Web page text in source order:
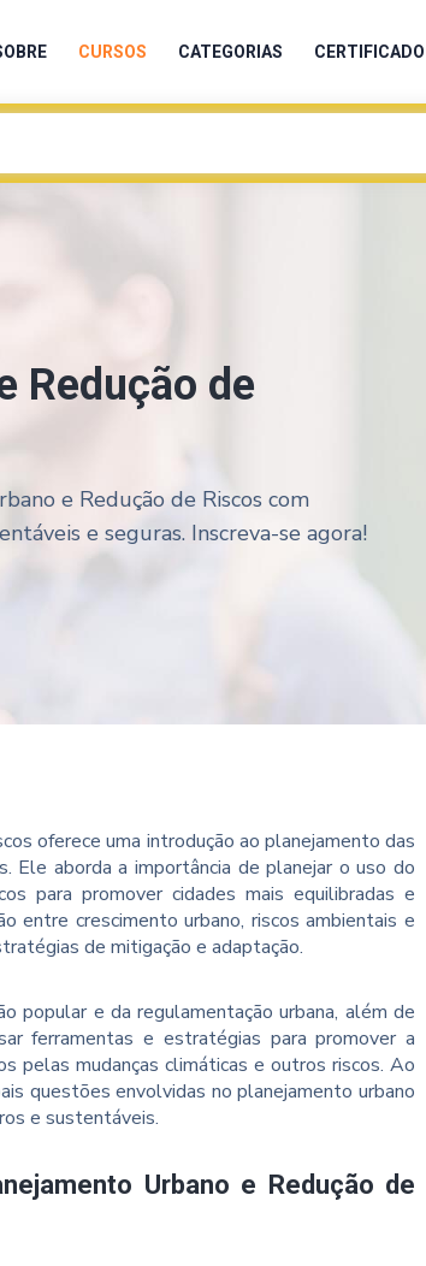
CURSOS CATEGORIAS CERTIFICADO
Redução de
e Redução de Riscos com
e seguras. Inscreva-se agora!
oferece uma introdução ao planejamento das
Ele aborda a importância de planejar o uso do
para promover cidades mais equilibradas e
entre crescimento urbano, riscos ambientais e
de mitigação e adaptação.
popular e da regulamentação urbana, além de
ferramentas e estratégias para promover a
pelas mudanças climáticas e outros riscos. Ao
questões envolvidas no planejamento urbano
e sustentáveis.
Urbano e Redução de